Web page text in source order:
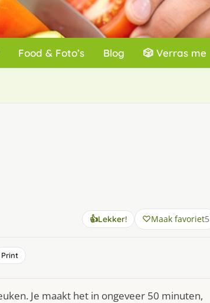
Food & Foto’s Blog 🎲 Verras me
👍Lekker! Maak favoriet5
Print
Je maakt het in ongeveer 50 minuten,